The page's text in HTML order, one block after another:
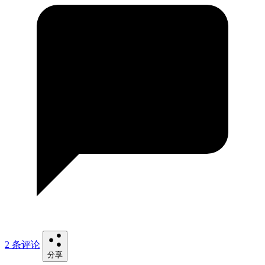
2 条评论
分享